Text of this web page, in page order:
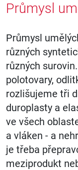
Průmysl
Průmysl
různých
různých
polotovary,
rozlišujeme tři
duroplasty a
ve všech
a vláken - a
je třeba
meziprodukt